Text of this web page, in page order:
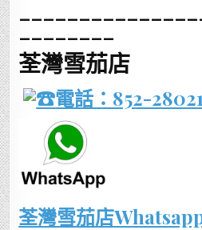
________
荃灣雪茄店
電話：852-
荃灣雪茄店